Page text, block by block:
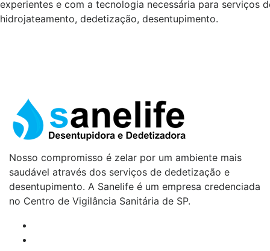
experientes e com a tecnologia necessária para serviços
hidrojateamento, dedetização, desentupimento.
Nosso compromisso é zelar por um ambiente mais
saudável através dos serviços de dedetização e
desentupimento. A Sanelife é um empresa credenciada
no Centro de Vigilância Sanitária de SP.